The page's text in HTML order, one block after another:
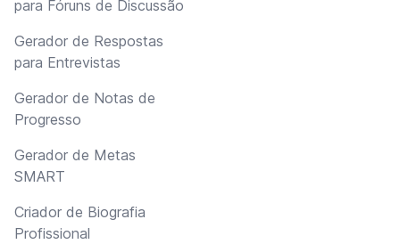
para Fóruns de Discussão
Gerador de Respostas
para Entrevistas
Gerador de Notas de
Progresso
Gerador de Metas
SMART
Criador de Biografia
Profissional